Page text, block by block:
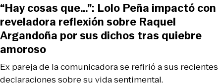
Ex pareja de la comunicadora se refirió a sus recientes
declaraciones sobre su vida sentimental.
“Hay cosas que…”: Lolo Peña impactó con
reveladora reflexión sobre Raquel
Argandoña por sus dichos tras quiebre
amoroso